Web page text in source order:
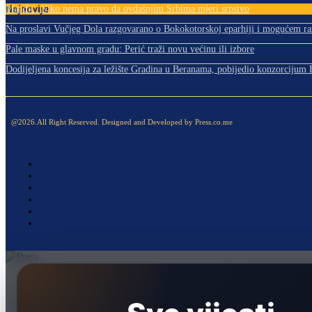
Najnovije
Mandić: Niko nema pravo da ovdašnjim Srbima mjeri srpstvo
Na proslavi Vučjeg Dola razgovarano o Bokokotorskoj eparhiji i mogućem
Pale maske u glavnom gradu: Perić traži novu većinu ili izbore
Dodijeljena koncesija za ležište Gradina u Beranama, pobijedio konzorcijum
@2026.All Right Reserved. Designed and Developed by Press.co.me